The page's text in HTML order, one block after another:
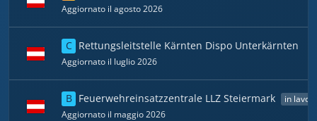
Aggiornato il agosto 2026
C Rettungsleitstelle Kärnten Dispo Unterkärnten
Aggiornato il luglio 2026
B Feuerwehreinsatzzentrale LLZ Steiermark
in
Aggiornato il maggio 2026